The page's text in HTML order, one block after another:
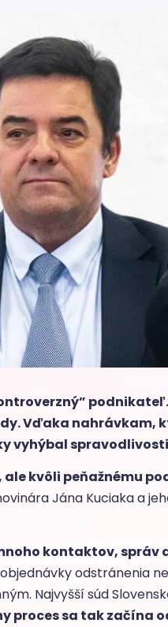
podnikateľ.
Vďaka nahrávkam,
vyhýbal
ale kvôli peňažnému
Jána Kuciaka a
kontaktov, správ
odstránenia
Najvyšší súd
proces sa tak začína